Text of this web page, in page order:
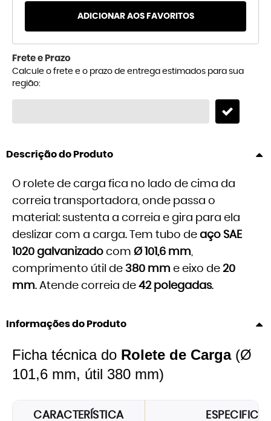
ADICIONAR AOS FAVORITOS
Frete e Prazo
Calcule o frete e o prazo de entrega estimados para sua
região:
Descrição do Produto
O rolete de carga fica no lado de cima da
correia transportadora, onde passa o
material: sustenta a correia e gira para ela
deslizar com a carga. Tem tubo de aço SAE
1020 galvanizado com Ø 101,6 mm,
comprimento útil de 380 mm e eixo de 20
mm. Atende correia de 42 polegadas.
Informações do Produto
Ficha técnica do Rolete de Carga(Ø
101,6 mm, útil 380 mm)
CARACTERÍSTICA